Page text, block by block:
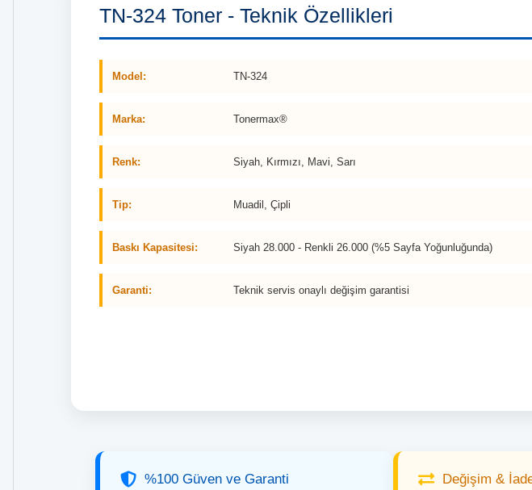
TN-324 Toner - Teknik Özellikleri
Model: TN-324
Marka: Tonermax®
Renk: Siyah, Kırmızı, Mavi, Sarı
Tip: Muadil, Çipli
Baskı Kapasitesi: Siyah 28.000 - Renkli 26.000 (%5 Sayfa Yoğunluğunda)
Garanti: Teknik servis onaylı değişim garantisi
%100 Güven ve Garanti Değişim &